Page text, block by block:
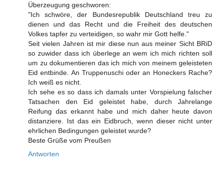
Überzeugung geschworen:
"Ich schwöre, der Bundesrepublik Deutschland treu zu
dienen und das Recht und die Freiheit des deutschen
Volkes tapfer zu verteidigen, so wahr mir Gott helfe."
Seit vielen Jahren ist mir diese nun aus meiner Sicht BRiD
so zuwider dass ich überlege an wem ich mich richten soll
um zu dokumentieren das ich mich von meinem geleisteten
Eid entbinde. An Truppenuschi oder an Honeckers Rache?
Ich weiß es nicht.
Ich sehe es so dass ich damals unter Vorspielung falscher
Tatsachen den Eid geleistet habe, durch Jahrelange
Reifung das erkannt habe und mich daher heute davon
distanziere. Ist das ein Eidbruch, wenn dieser nicht unter
ehrlichen Bedingungen geleistet wurde?
Beste Grüße vom Preußen
Antworten